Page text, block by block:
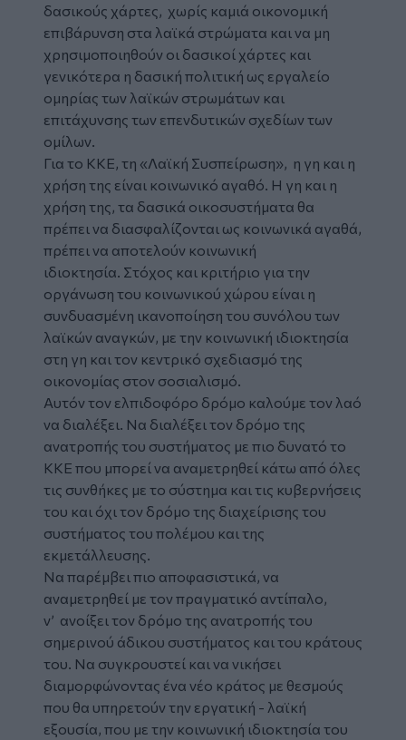
δασικούς χάρτες, χωρίς καμιά οικονομική
επιβάρυνση στα λαϊκά στρώματα και να μη
χρησιμοποιηθούν οι δασικοί χάρτες και
γενικότερα η δασική πολιτική ως εργαλείο
ομηρίας των λαϊκών στρωμάτων και
επιτάχυνσης των επενδυτικών σχεδίων των
ομίλων.
Για το ΚΚΕ, τη «Λαϊκή Συσπείρωση», η γη και η
χρήση της είναι κοινωνικό αγαθό. Η γη και η
χρήση της, τα δασικά οικοσυστήματα θα
πρέπει να διασφαλίζονται ως κοινωνικά αγαθά,
πρέπει να αποτελούν κοινωνική
ιδιοκτησία. Στόχος και κριτήριο για την
οργάνωση του κοινωνικού χώρου είναι η
συνδυασμένη ικανοποίηση του συνόλου των
λαϊκών αναγκών, με την κοινωνική ιδιοκτησία
στη γη και τον κεντρικό σχεδιασμό της
οικονομίας στον σοσιαλισμό.
Αυτόν τον ελπιδοφόρο δρόμο καλούμε τον λαό
να διαλέξει. Να διαλέξει τον δρόμο της
ανατροπής του συστήματος με πιο δυνατό το
ΚΚΕ που μπορεί να αναμετρηθεί κάτω από όλες
τις συνθήκες με το σύστημα και τις κυβερνήσεις
του και όχι τον δρόμο της διαχείρισης του
συστήματος του πολέμου και της
εκμετάλλευσης.
Να παρέμβει πιο αποφασιστικά, να
αναμετρηθεί με τον πραγματικό αντίπαλο,
ν’ ανοίξει τον δρόμο της ανατροπής του
σημερινού άδικου συστήματος και του κράτους
του. Να συγκρουστεί και να νικήσει
διαμορφώνοντας ένα νέο κράτος με θεσμούς
που θα υπηρετούν την εργατική - λαϊκή
εξουσία, που με την κοινωνική ιδιοκτησία του